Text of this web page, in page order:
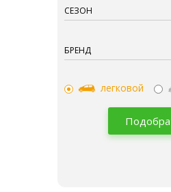
СЕЗОН
БРЕНД
легковой